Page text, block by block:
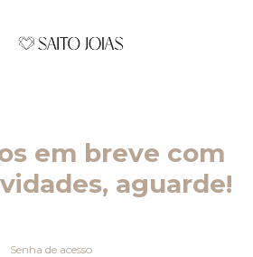
em breve com
aguarde!
Senha de acesso